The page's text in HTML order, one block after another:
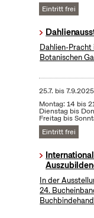
Eintritt frei
Dahlien-
Botanischen
25.7. bis7.9.2025
Montag: 14 bis
Dienstag bis
Freitag bis
Eintritt frei
In der
24.